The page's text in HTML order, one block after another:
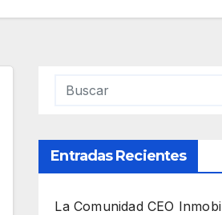
Entradas Recientes
La Comunidad CEO